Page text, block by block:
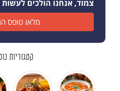
צמוד, אנחנו הולכים
מלאו טופס
קטגוריות